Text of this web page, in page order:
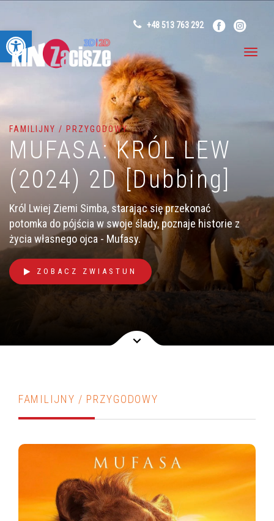
Otwórz pasek narzędzi +48 513 763 292
FAMILIJNY / PRZYGODOWY
MUFASA: KRÓL LEW
(2024) 2D [Dubbing]
Król Lwiej Ziemi Simba, starając się przekonać
potomka do pójścia w swoje ślady, poznaje historie z
życia własnego ojca - Mufasy.
ZOBACZ ZWIASTUN
FAMILIJNY / PRZYGODOWY